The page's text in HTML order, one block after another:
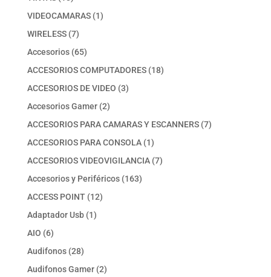
productos
VIDEOCAMARAS 11
WIRELESS 77
productos
Accesorios 6565
productos
ACCESORIOS COMPUTADORES 1818
ACCESORIOS DE VIDEO 33
Accesorios Gamer 22
productos
ACCESORIOS PARA CAMARAS Y ESCANNERS 77
ACCESORIOS PARA CONSOLA 11
producto
ACCESORIOS VIDEOVIGILANCIA 77
Accesorios y Periféricos 163163
ACCESS POINT 1212
Adaptador Usb 11
AIO 66
productos
Audifonos 2828
productos
Audifonos Gamer 22